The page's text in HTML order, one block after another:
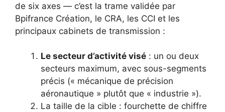
de six axes — c’est la trame validée par
Bpifrance Création, le CRA, les CCI et les
principaux cabinets de transmission :
Le secteur d’activité visé : un ou deux
secteurs maximum, avec sous-segments
précis (« mécanique de précision
aéronautique » plutôt que « industrie »).
La taille de la cible : fourchette de chiffre